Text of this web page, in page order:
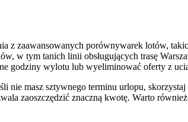
z zaawansowanych porównywarek lotów,
w tym tanich linii obsługujących trasę
godziny wylotu lub wyeliminować oferty z
nie masz sztywnego terminu urlopu,
zaoszczędzić znaczną kwotę. Warto